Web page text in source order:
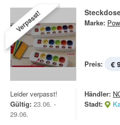
Verpasst! Marke:
Preis: €
Leider verpasst!
Gültig: 23.06. -
29.06.
Händler:
Stadt: